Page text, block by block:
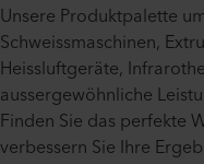
Unsere Produktpalette
Schweissmaschinen,
Heissluftgeräte,
aussergewöhnliche
Finden Sie das perfekte
verbessern Sie Ihre